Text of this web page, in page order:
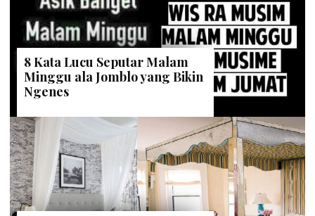
8 Kata Lucu Seputar Malam
Minggu ala Jomblo yang Bikin
Ngenes